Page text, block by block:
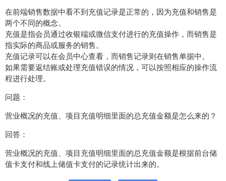
在前端销售数据中看不到充值记录是正常的，因为充值和销售是
两个不同的概念。
充值是指会员通过收银端或微信支付进行的充值操作，而销售是
指实际的商品或服务的销售。
充值记录可以在会员中心查看，而销售记录则在销售单据中。
如果需要返结账或处理充值错误的情况，可以按照相应的操作流
程进行处理。
问题：
营业概况的充值、项目充值明细里面的总充值金额是怎么来的？
回答：
营业概况的充值、项目充值明细里面的总充值金额是根据前台储
值卡支付和线上储值卡支付的记录统计出来的。